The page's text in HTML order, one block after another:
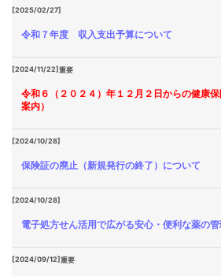
[2025/02/27]
令和７年度 収入支出予算について
[2024/11/22]重要
令和６（２０２４）年１２月２日からの健康
案内）
[2024/10/28]
保険証の廃止（新規発行の終了）について
[2024/10/28]
電子処方せん活用で広がる安心・便利な薬の
[2024/09/12]重要